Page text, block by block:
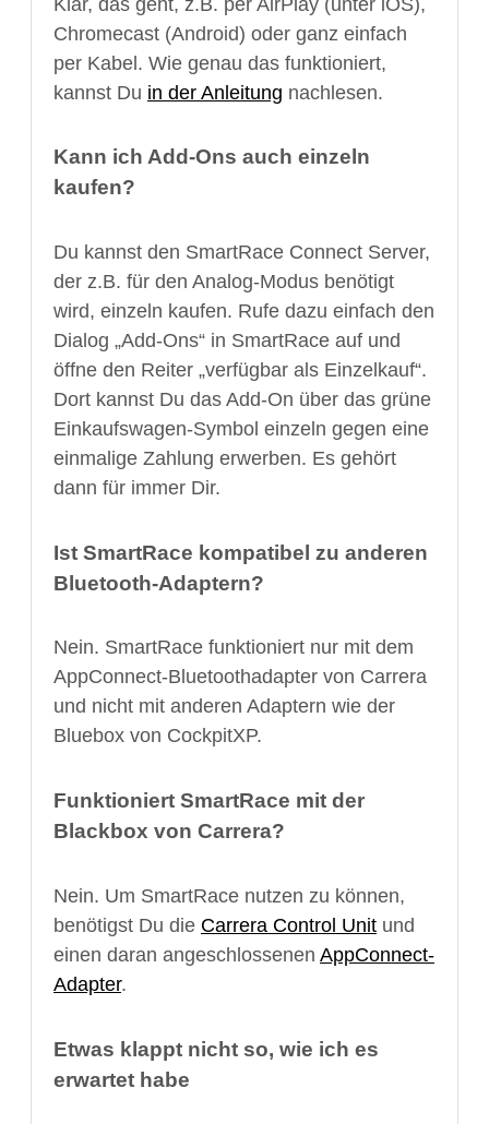
Chromecast (Android) oder ganz einfach
per Kabel. Wie genau das funktioniert,
kannst Du in der Anleitung nachlesen.
Kann ich Add-Ons auch einzeln
kaufen?
Du kannst den SmartRace Connect Server,
der z.B. für den Analog-Modus benötigt
wird, einzeln kaufen. Rufe dazu einfach den
Dialog „Add-Ons“ in SmartRace auf und
öffne den Reiter „verfügbar als Einzelkauf“.
Dort kannst Du das Add-On über das grüne
Einkaufswagen-Symbol einzeln gegen eine
einmalige Zahlung erwerben. Es gehört
dann für immer Dir.
Ist SmartRace kompatibel zu anderen
Bluetooth-Adaptern?
Nein. SmartRace funktioniert nur mit dem
AppConnect-Bluetoothadapter von Carrera
und nicht mit anderen Adaptern wie der
Bluebox von CockpitXP.
Funktioniert SmartRace mit der
Blackbox von Carrera?
Nein. Um SmartRace nutzen zu können,
benötigst Du die Carrera Control Unit und
einen daran angeschlossenen AppConnect-
Adapter.
Etwas klappt nicht so, wie ich es
erwartet habe